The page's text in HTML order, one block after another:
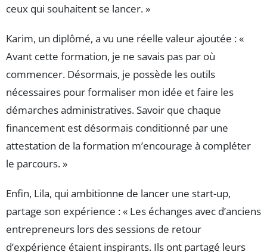
ceux qui souhaitent se lancer. »
Karim, un diplômé, a vu une réelle valeur ajoutée : «
Avant cette formation, je ne savais pas par où
commencer. Désormais, je possède les outils
nécessaires pour formaliser mon idée et faire les
démarches administratives. Savoir que chaque
financement est désormais conditionné par une
attestation de la formation m’encourage à compléter
le parcours. »
Enfin, Lila, qui ambitionne de lancer une start-up,
partage son expérience : « Les échanges avec d’anciens
entrepreneurs lors des sessions de retour
d’expérience étaient inspirants. Ils ont partagé leurs